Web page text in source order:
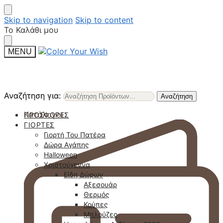
Skip to navigation Skip to content
Το Καλάθι μου
MENU
Αναζήτηση για: Αναζήτηση
Κατάλογοι
Αναζήτηση για: Αναζήτηση
ΠΡΟΣΦΟΡΈΣ
ΓΙΟΡΤΈΣ
Γιορτή Του Πατέρα
Δώρα Αγάπης
Halloween
Χριστούγεννα
Είδη Δώρων
Αξεσουάρ
Θερμός
Κούπες
Μπλούζες